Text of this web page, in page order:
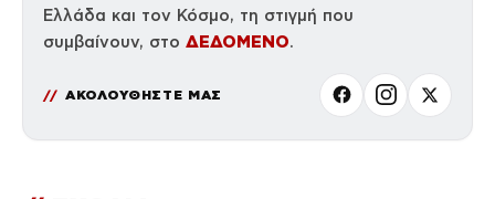
Ελλάδα και τον Κόσμο, τη στιγμή που
συμβαίνουν, στο ΔΕΔΟΜΕΝΟ.
ΑΚΟΛΟΥΘΗΣΤΕ ΜΑΣ